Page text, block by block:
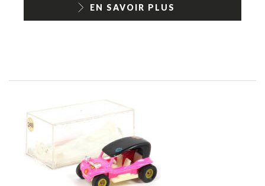
EN SAVOIR PLUS